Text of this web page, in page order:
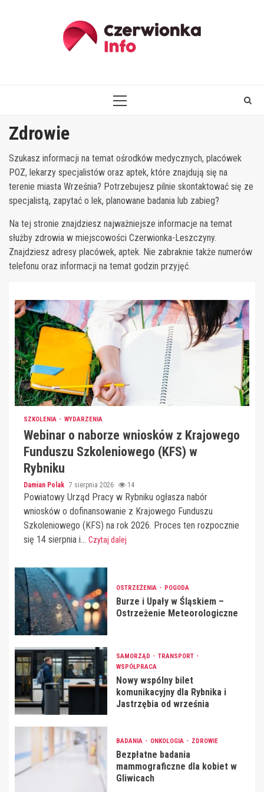
PRIMARY
Zdrowie
Szukasz informacji na temat ośrodków medycznych, placówek
POZ, lekarzy specjalistów oraz aptek, które znajdują się na
terenie miasta Września? Potrzebujesz pilnie skontaktować się ze
specjalistą, zapytać o lek, planowane badania lub zabieg?
Na tej stronie znajdziesz najważniejsze informacje na temat
służby zdrowia w miejscowości Czerwionka-Leszczyny.
Znajdziesz adresy placówek, aptek. Nie zabraknie także numerów
telefonu oraz informacji na temat godzin przyjęć.
SZKOLENIA WYDARZENIA
Webinar o naborze wniosków z Krajowego
Funduszu Szkoleniowego (KFS) w
Rybniku
Damian Polak 7 sierpnia 2026 14
Powiatowy Urząd Pracy w Rybniku ogłasza nabór
wniosków o dofinansowanie z Krajowego Funduszu
Szkoleniowego (KFS) na rok 2026. Proces ten rozpocznie
się 14 sierpnia i... Czytaj dalej
OSTRZEŻENIA POGODA
Burze i Upały w Śląskiem –
Ostrzeżenie Meteorologiczne
SAMORZĄD
TRANSPORT
WSPÓŁPRACA
Nowy wspólny bilet
komunikacyjny dla Rybnika i
Jastrzębia od września
BADANIA ONKOLOGIA ZDROWIE
Bezpłatne badania
mammograficzne dla kobiet w
Gliwicach